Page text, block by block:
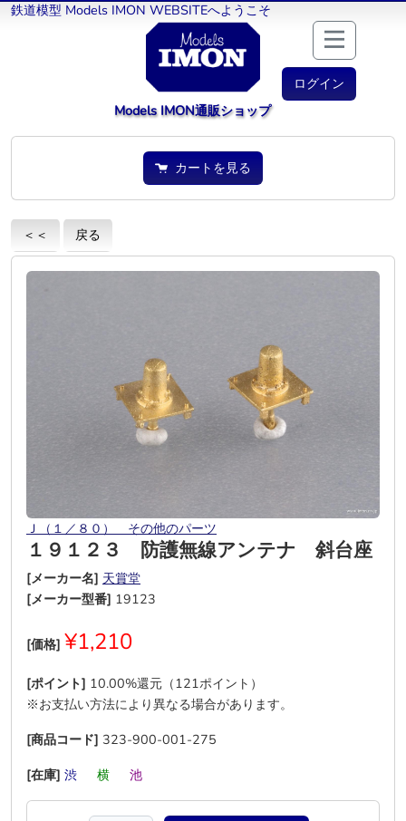
鉄道模型 Models IMON WEBSITEへようこそ
ログイン
Models IMON通販ショップ
カートを見る
＜＜ 戻る
Ｊ（１／８０） その他のパーツ
１９１２３ 防護無線アンテナ 斜台座
[メーカー名] 天賞堂
[メーカー型番] 19123
[価格] ¥1,210
[ポイント] 10.00%還元（121ポイント）
※お支払い方法により異なる場合があります。
[商品コード] 323-900-001-275
[在庫] 渋 横 池